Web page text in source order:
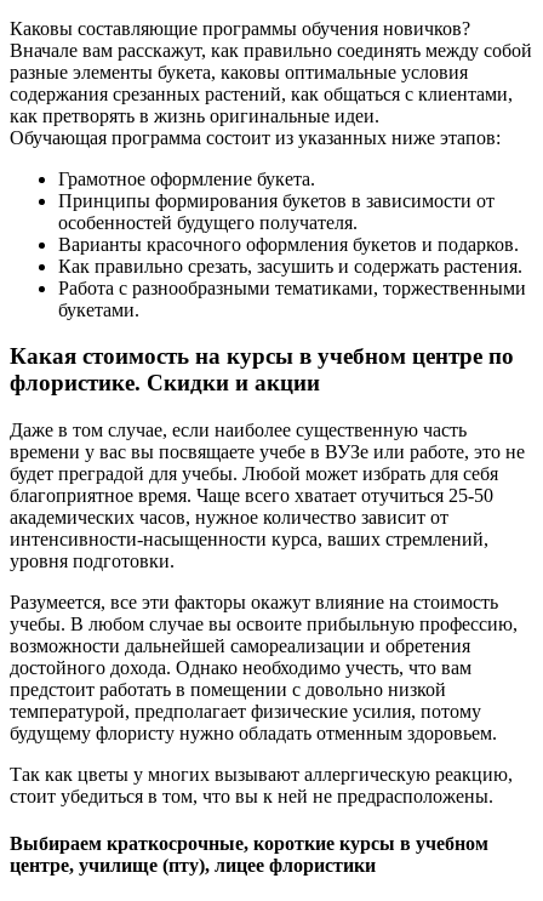
Каковы составляющие программы обучения новичков?
Вначале вам расскажут, как правильно соединять между собой
разные элементы букета, каковы оптимальные условия
содержания срезанных растений, как общаться с клиентами,
как претворять в жизнь оригинальные идеи.
Обучающая программа состоит из указанных ниже этапов:
Грамотное оформление букета.
Принципы формирования букетов в зависимости от
особенностей будущего получателя.
Варианты красочного оформления букетов и подарков.
Как правильно срезать, засушить и содержать растения.
Работа с разнообразными тематиками, торжественными
букетами.
Какая стоимость на курсы в учебном центре по
флористике. Скидки и акции
Даже в том случае, если наиболее существенную часть
времени у вас вы посвящаете учебе в ВУЗе или работе, это не
будет преградой для учебы. Любой может избрать для себя
благоприятное время. Чаще всего хватает отучиться 25-50
академических часов, нужное количество зависит от
интенсивности-насыщенности курса, ваших стремлений,
уровня подготовки.
Разумеется, все эти факторы окажут влияние на стоимость
учебы. В любом случае вы освоите прибыльную профессию,
возможности дальнейшей самореализации и обретения
достойного дохода. Однако необходимо учесть, что вам
предстоит работать в помещении с довольно низкой
температурой, предполагает физические усилия, потому
будущему флористу нужно обладать отменным здоровьем.
Так как цветы у многих вызывают аллергическую реакцию,
стоит убедиться в том, что вы к ней не предрасположены.
Выбираем краткосрочные, короткие курсы в учебном
центре, училище (пту), лицее флористики